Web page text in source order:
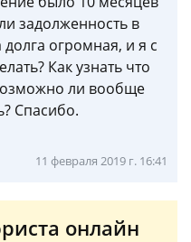
задолженность в
огромная, и я с
Как узнать что
ли вообще
Спасибо.
11 февраля 2019 г. 16:41
онлайн